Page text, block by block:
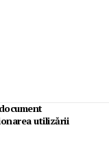
utilizării